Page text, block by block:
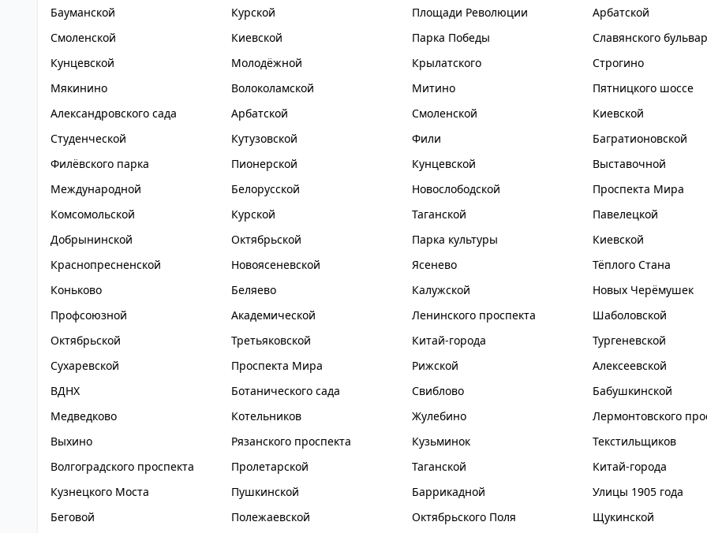
Бауманской
Курской Площади Революции
Арбатской
Смоленской
Киевской Парка Победы
Славянского
Кунцевской
Молодёжной Крылатского
Строгино
Мякинино
Волоколамской Митино
Пятницкого шоссе
Александровского сада
Арбатской Смоленской
Киевской
Студенческой
Кутузовской Фили
Багратионовской
Филёвского парка
Пионерской Кунцевской
Выставочной
Международной
Белорусской Новослободской
Проспекта Мира
Комсомольской
Курской Таганской
Павелецкой
Добрынинской
Октябрьской Парка культуры
Киевской
Краснопресненской
Новоясеневской Ясенево
Тёплого Стана
Коньково
Беляево Калужской
Новых Черёмушек
Профсоюзной
Академической Ленинского проспекта
Шаболовской
Октябрьской
Третьяковской Китай-города
Тургеневской
Сухаревской
Проспекта Мира Рижской
Алексеевской
ВДНХ
Ботанического сада Свиблово
Бабушкинской
Медведково
Котельников Жулебино
Лермонтовского
Выхино
Рязанского проспекта Кузьминок
Текстильщиков
Волгоградского проспекта
Пролетарской Таганской
Китай-города
Кузнецкого Моста
Пушкинской Баррикадной
Улицы 1905 года
Беговой
Полежаевской Октябрьского Поля
Щукинской